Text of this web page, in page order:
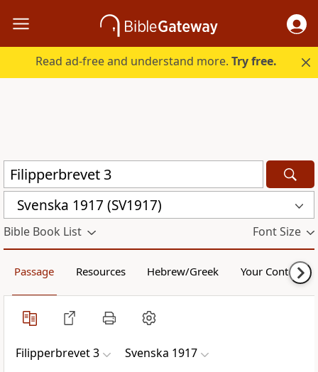
Read ad-free and understand more.Try free.
Svenska 1917 (SV1917)
Bible Book List Font Size
Passage Resources Hebrew/Greek Your Content
Filipperbrevet 3 Svenska 1917